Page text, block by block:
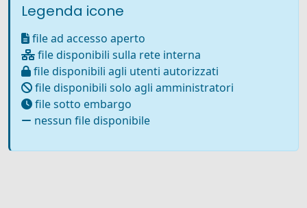
Legenda icone
file ad accesso aperto
file disponibili sulla rete interna
file disponibili agli utenti autorizzati
file disponibili solo agli amministratori
file sotto embargo
nessun file disponibile